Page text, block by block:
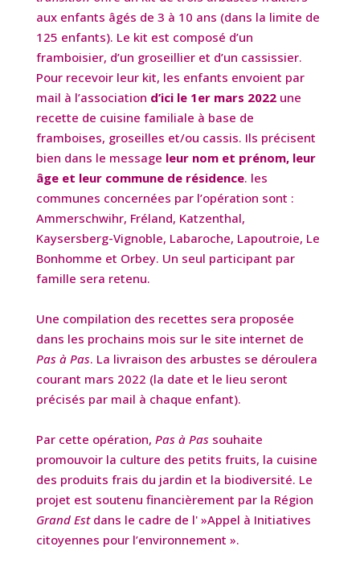
aux enfants âgés de 3 à 10 ans (dans la limite de
125 enfants). Le kit est composé d’un
framboisier, d’un groseillier et d’un cassissier.
Pour recevoir leur kit, les enfants envoient par
mail à l’association d’ici le 1er mars 2022une
recette de cuisine familiale à base de
framboises, groseilles et/ou cassis. Ils précisent
bien dans le message leur nom et prénom, leur
âge et leur commune de résidence. les
communes concernées par l’opération sont :
Ammerschwihr, Fréland, Katzenthal,
Kaysersberg-Vignoble, Labaroche, Lapoutroie, Le
Bonhomme et Orbey. Un seul participant par
famille sera retenu.
Une compilation des recettes sera proposée
dans les prochains mois sur le site internet de
Pas à Pas. La livraison des arbustes se déroulera
courant mars 2022 (la date et le lieu seront
précisés par mail à chaque enfant).
Par cette opération, Pas à Passouhaite
promouvoir la culture des petits fruits, la cuisine
des produits frais du jardin et la biodiversité. Le
projet est soutenu financièrement par la Région
Grand Estdans le cadre de l' »Appel à Initiatives
citoyennes pour l’environnement ».